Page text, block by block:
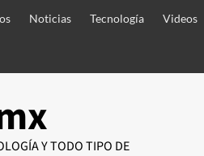
Noticias Tecnología Videos
Y TODO TIPO DE